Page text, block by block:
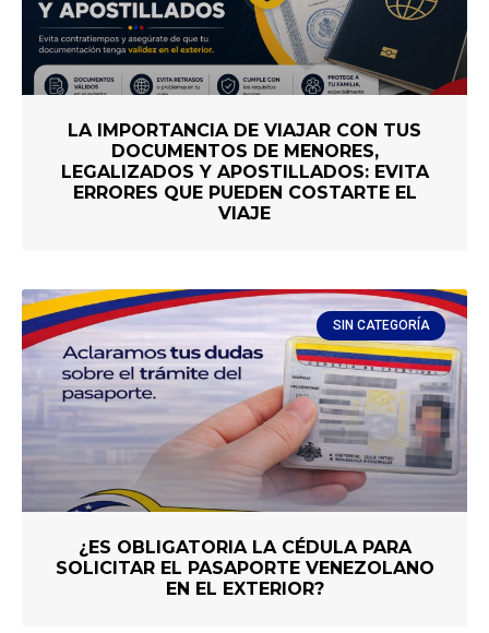
LA IMPORTANCIA DE VIAJAR CON TUS
DOCUMENTOS DE MENORES,
LEGALIZADOS Y APOSTILLADOS: EVITA
ERRORES QUE PUEDEN COSTARTE EL
VIAJE
SIN CATEGORÍA
¿ES OBLIGATORIA LA CÉDULA PARA
SOLICITAR EL PASAPORTE VENEZOLANO
EN EL EXTERIOR?